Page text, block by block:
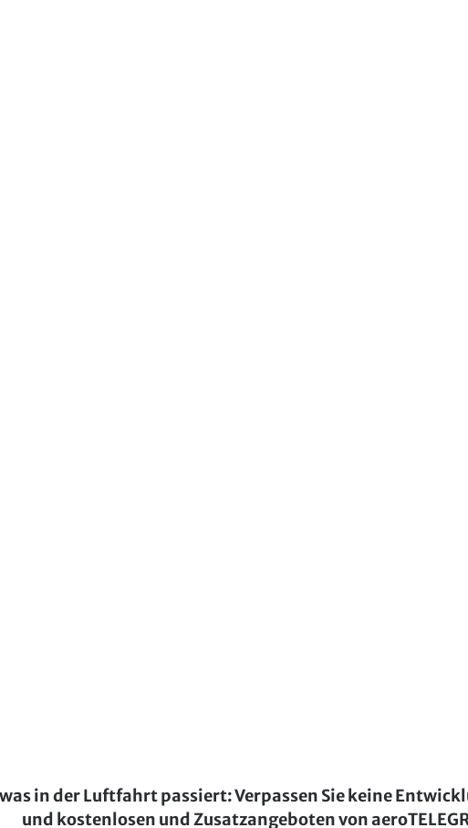
in der Luftfahrt passiert: Verpassen Sie keine
und kostenlosen und Zusatzangeboten von